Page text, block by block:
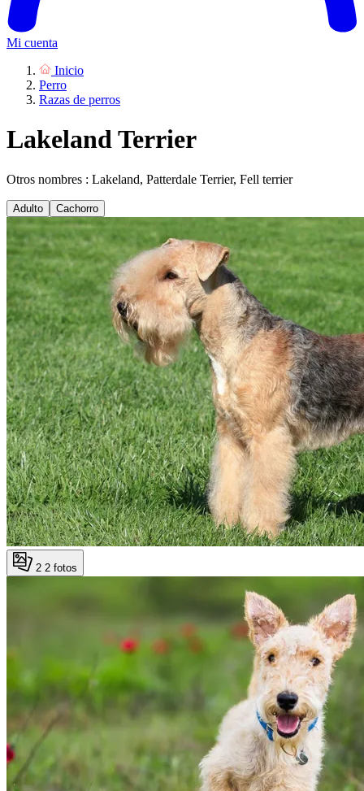
Mi cuenta
Inicio
Perro
Razas de perros
Lakeland Terrier
Otros nombres : Lakeland, Patterdale Terrier, Fell terrier
Adulto Cachorro
2 2 fotos